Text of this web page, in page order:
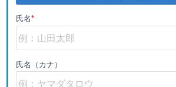
氏名*
氏名（カナ）